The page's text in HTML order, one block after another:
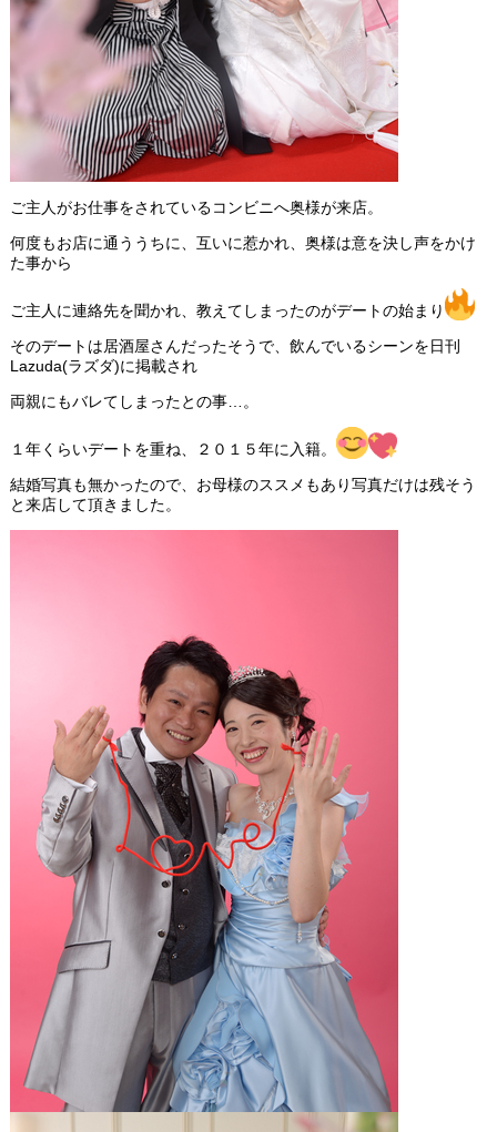
ご主人がお仕事をされているコンビニへ奥様が来店。
何度もお店に通ううちに、互いに惹かれ、奥様は意を決し声をかけ
た事から
ご主人に連絡先を聞かれ、教えてしまったのがデートの始まり
そのデートは居酒屋さんだったそうで、飲んでいるシーンを日刊
Lazuda(ラズダ)に掲載され
両親にもバレてしまったとの事…。
１年くらいデートを重ね、２０１５年に入籍。
結婚写真も無かったので、お母様のススメもあり写真だけは残そう
と来店して頂きました。